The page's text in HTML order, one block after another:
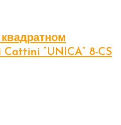
“UNICA” 8-CS